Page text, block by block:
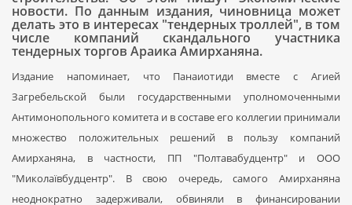
новости. По данным издания, чиновница может
делать это в интересах "тендерных троллей", в том
числе компаний скандального участника
тендерных торгов Араика Амирханяна.
Издание напоминает, что Панаиотиди вместе с Агией
Загребельской были государственными уполномоченными
Антимонопольного комитета и в составе его коллегии принимали
множество положительных решений в пользу компаний
Амирханяна, в частности, ПП "Полтавабудцентр" и ООО
"Миколаївбудцентр". В свою очередь, самого Амирханяна
неоднократно задерживали, обвиняли в финансировании